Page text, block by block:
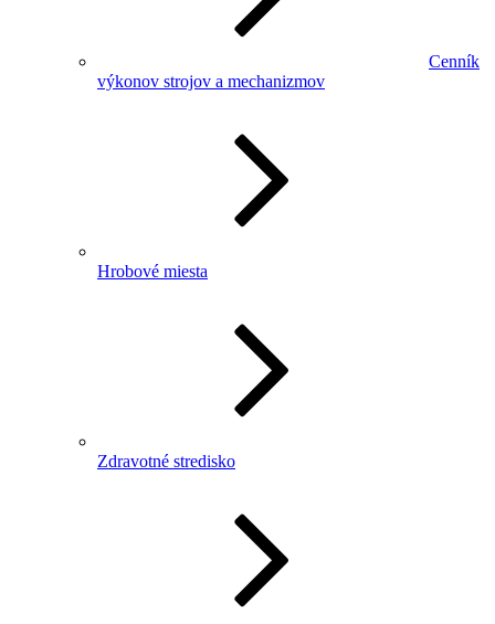
Cenník
výkonov strojov a mechanizmov
Hrobové miesta
Zdravotné stredisko